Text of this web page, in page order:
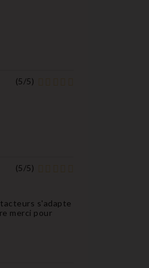
(5/5)
(5/5)
s'adapte
merci pour